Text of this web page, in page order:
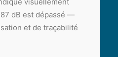
dB est dépassé —
et de traçabilité